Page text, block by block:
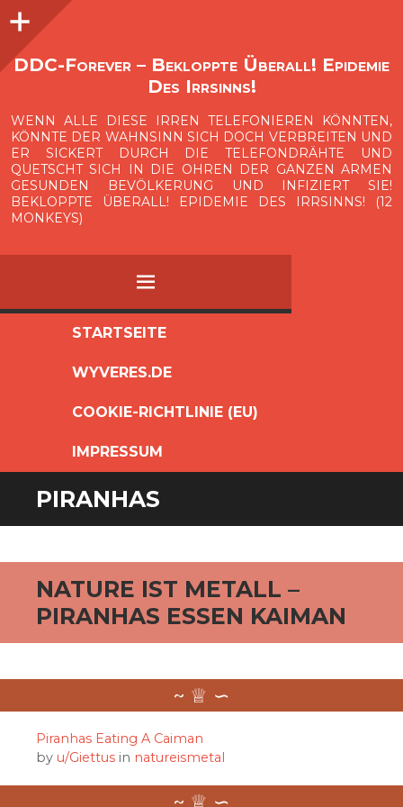
O
p
e
n
i
d
e
b
a
DDC-Forever – Bekloppte Überall! Epidemie
Des Irrsinns!
WENN ALLE DIESE IRREN TELEFONIEREN KÖNNTEN,
KÖNNTE DER WAHNSINN SICH DOCH VERBREITEN UND
ER SICKERT DURCH DIE TELEFONDRÄHTE UND
QUETSCHT SICH IN DIE OHREN DER GANZEN ARMEN
GESUNDEN BEVÖLKERUNG UND INFIZIERT SIE!
BEKLOPPTE ÜBERALL! EPIDEMIE DES IRRSINNS! (12
MONKEYS)
MENÜ
SPRINGEN
STARTSEITE
WYVERES.DE
COOKIE-RICHTLINIE (EU)
IMPRESSUM
Seitenleiste
PIRANHAS
NATURE IST METALL –
PIRANHAS ESSEN KAIMAN
Piranhas Eating A Caiman
by u/Giettus in natureismetal